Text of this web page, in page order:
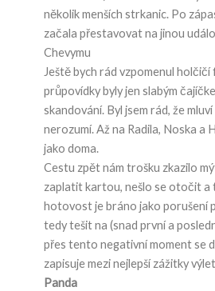
několik menších strkanic. Po
začala přestavovat na jinou
Chevymu
Ještě bych rád vzpomenul
průpovídky byly jen slabým
skandování. Byl jsem rád, že
nerozumí. Až na Radila, Noska a
jako doma.
Cestu zpět nám trošku zkazilo
zaplatit kartou, nešlo se otočit a
hotovost je bráno jako porušení
tedy tešit na (snad první a
přes tento negativní moment se
zapisuje mezi nejlepší zážitky
Panda